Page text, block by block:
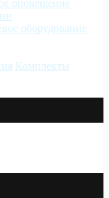
оповещение
оборудование
Комплекты